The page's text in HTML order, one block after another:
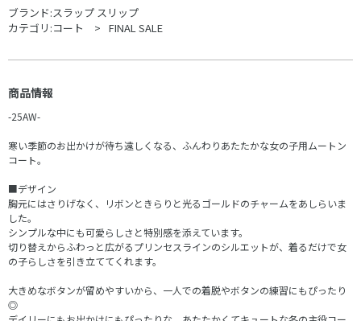
ブランド:スラップ スリップ
カテゴリ:コート FINAL SALE
商品情報
-25AW-
寒い季節のお出かけが待ち遠しくなる、ふんわりあたたかな女の子用ムートン
コート。
■デザイン
胸元にはさりげなく、リボンときらりと光るゴールドのチャームをあしらいま
した。
シンプルな中にも可愛らしさと特別感を添えています。
切り替えからふわっと広がるプリンセスラインのシルエットが、着るだけで女
の子らしさを引き立ててくれます。
大きめなボタンが留めやすいから、一人での着脱やボタンの練習にもぴったり
◎